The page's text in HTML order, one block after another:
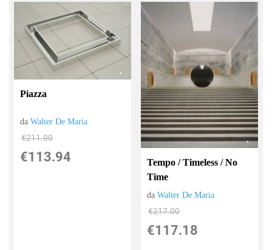
Piazza
daWalter De Maria
€211.00
€113.94
Tempo / Timeless / No
Time
daWalter De Maria
€217.00
€117.18